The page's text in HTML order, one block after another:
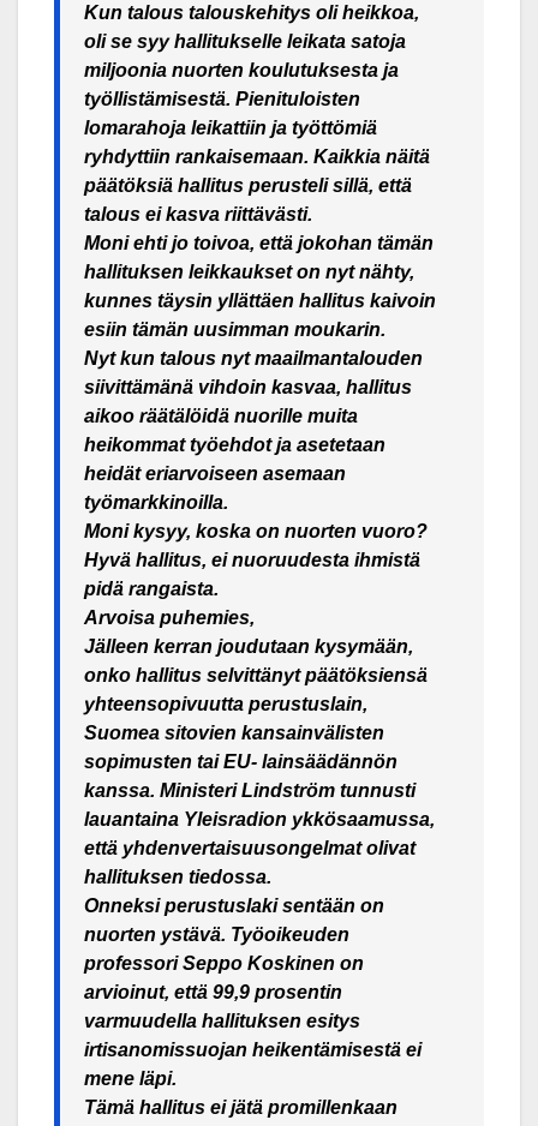
Kun talous talouskehitys oli heikkoa,
oli se syy hallitukselle leikata satoja
miljoonia nuorten koulutuksesta ja
työllistämisestä. Pienituloisten
lomarahoja leikattiin ja työttömiä
ryhdyttiin rankaisemaan. Kaikkia näitä
päätöksiä hallitus perusteli sillä, että
talous ei kasva riittävästi.
Moni ehti jo toivoa, että jokohan tämän
hallituksen leikkaukset on nyt nähty,
kunnes täysin yllättäen hallitus kaivoin
esiin tämän uusimman moukarin.
Nyt kun talous nyt maailmantalouden
siivittämänä vihdoin kasvaa, hallitus
aikoo räätälöidä nuorille muita
heikommat työehdot ja asetetaan
heidät eriarvoiseen asemaan
työmarkkinoilla.
Moni kysyy, koska on nuorten vuoro?
Hyvä hallitus, ei nuoruudesta ihmistä
pidä rangaista.
Arvoisa puhemies,
Jälleen kerran joudutaan kysymään,
onko hallitus selvittänyt päätöksiensä
yhteensopivuutta perustuslain,
Suomea sitovien kansainvälisten
sopimusten tai EU- lainsäädännön
kanssa. Ministeri Lindström tunnusti
lauantaina Yleisradion ykkösaamussa,
että yhdenvertaisuusongelmat olivat
hallituksen tiedossa.
Onneksi perustuslaki sentään on
nuorten ystävä. Työoikeuden
professori Seppo Koskinen on
arvioinut, että 99,9 prosentin
varmuudella hallituksen esitys
irtisanomissuojan heikentämisestä ei
mene läpi.
Tämä hallitus ei jätä promillenkaan